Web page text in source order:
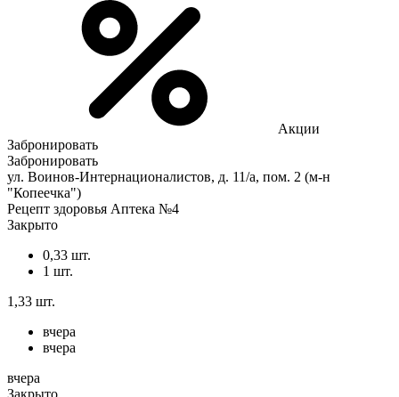
Акции
Забронировать
Забронировать
ул. Воинов-Интернационалистов, д. 11/а, пом. 2 (м-н
"Копеечка")
Рецепт здоровья Аптека №4
Закрыто
0,33 шт.
1 шт.
1,33 шт.
вчера
вчера
вчера
Закрыто